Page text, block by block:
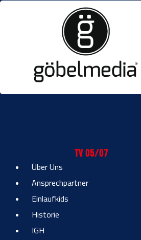
TV 05/07
Über Uns
Ansprechpartner
Einlaufkids
Historie
IGH